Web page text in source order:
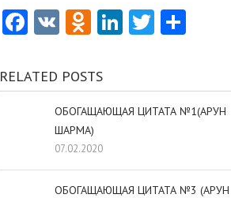
Facebook
VKOdnoklassniki
LinkedIn
Twitter
RELATED POSTS
ОБОГАЩАЮЩАЯ ЦИТАТА №1(АРУН
ШАРМА)
07.02.2020
ОБОГАЩАЮЩАЯ ЦИТАТА №3 (АРУН